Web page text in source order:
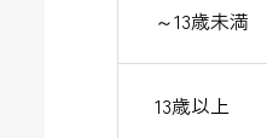
～13歳未満
13歳以上